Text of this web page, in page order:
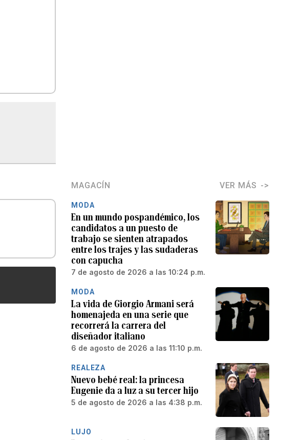
MAGACÍN VER MÁS
MODA
En un mundo pospandémico, los
candidatos a un puesto de
trabajo se sienten atrapados
entre los trajes y las sudaderas
con capucha
7 de agosto de 2026 a las 10:24 p.m.
MODA
La vida de Giorgio Armani será
homenajeda en una serie que
recorrerá la carrera del
diseñador italiano
6 de agosto de 2026 a las 11:10 p.m.
REALEZA
Nuevo bebé real: la princesa
Eugenie da a luz a su tercer hijo
5 de agosto de 2026 a las 4:38 p.m.
LUJO